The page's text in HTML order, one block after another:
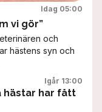
Idag 05:00
vi gör”
och
hästens syn och
Igår 13:00
hästar har fått